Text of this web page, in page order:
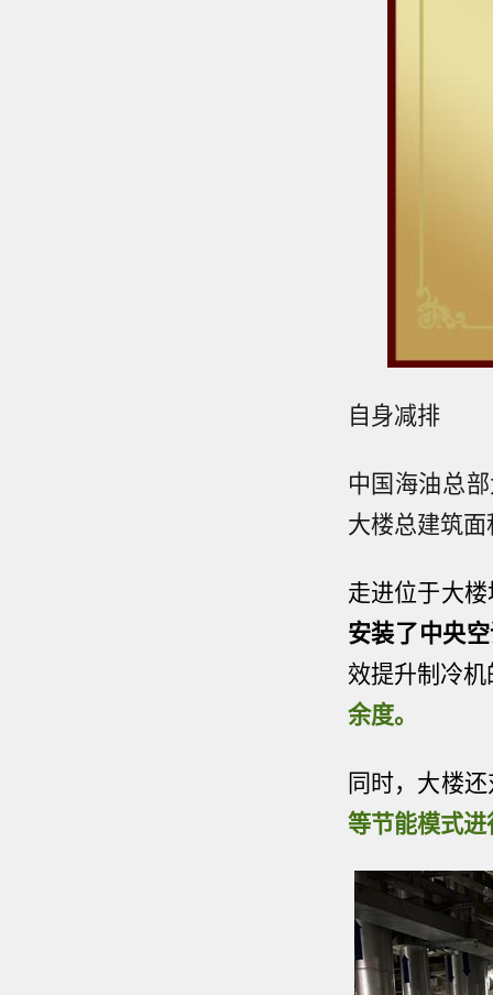
自身减排
中国海油总
大楼总建筑
走进位于大
安装了中央
效提升制冷
余度。
同时，大楼
等节能模式